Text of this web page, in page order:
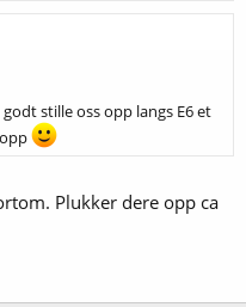
godt stille oss opp langs E6 et
Plukker dere opp ca